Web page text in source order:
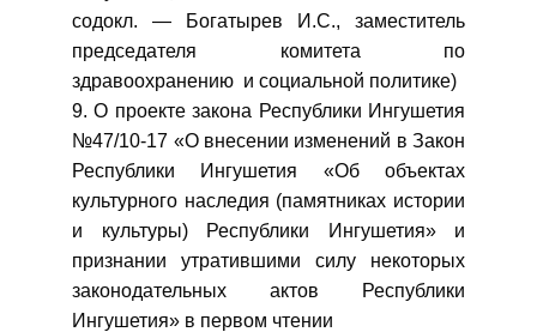
содокл. — Богатырев И.С., заместитель
председателя комитета по
здравоохранению и социальной политике)
9. О проекте закона Республики Ингушетия
№47/10-17 «О внесении изменений в Закон
Республики Ингушетия «Об объектах
культурного наследия (памятниках истории
и культуры) Республики Ингушетия» и
признании утратившими силу некоторых
законодательных актов Республики
Ингушетия» в первом чтении